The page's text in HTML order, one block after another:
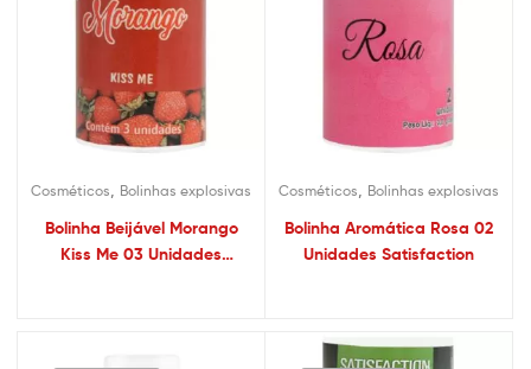
Cosméticos Bolinhas explosivas
Bolinha Beijável Morango
Kiss Me 03 Unidades
Cosméticos Bolinhas explosivas
Bolinha Aromática Rosa 02
Unidades Satisfaction